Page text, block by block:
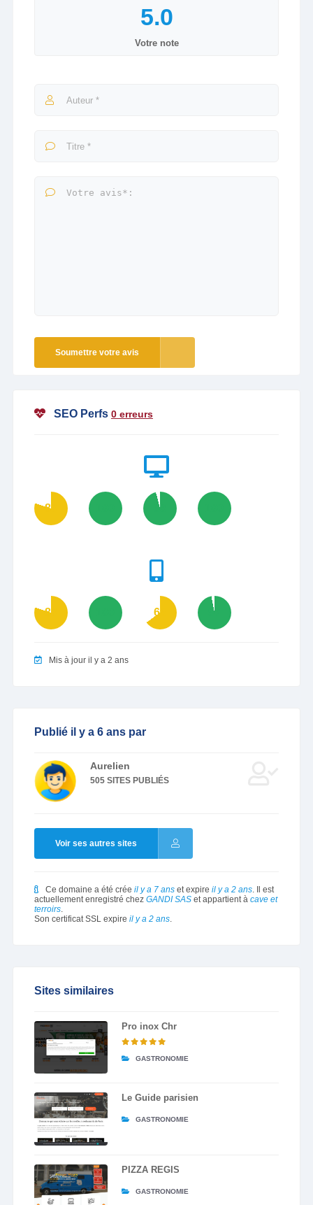
Votre note
Soumettre votre avis
SEO Perfs 0 erreurs
80 96
80 65 97
Mis à jour il y a 2 ans
Publié il y a 6 ans par
Aurelien
505 SITES PUBLIÉS
Voir ses autres sites
Ce domaine a été crée il y a 7 anset expire il y a 2 ans. Il est
actuellement enregistré chez GANDI SASet appartient à cave et
terroirs.
Son certificat SSL expire il y a 2 ans.
Sites similaires
Pro inox Chr
GASTRONOMIE
Le Guide parisien
GASTRONOMIE
PIZZA REGIS
GASTRONOMIE